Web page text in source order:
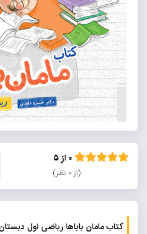
(از ۰ نظر)
کتاب مامان باباها ریاضی اول